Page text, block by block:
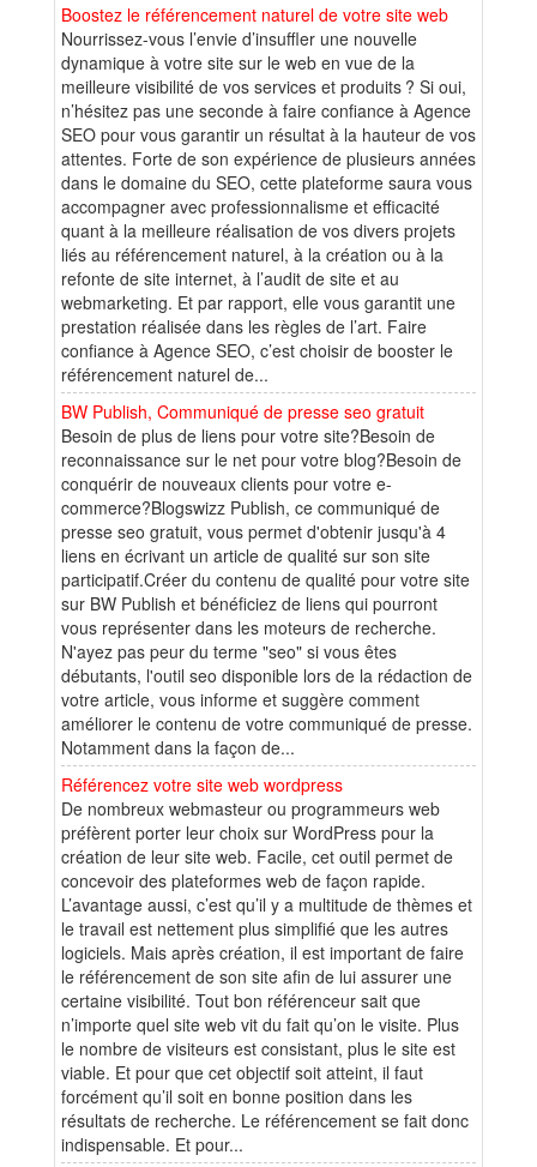
Boostez le référencement naturel de votre site web
Nourrissez-vous l’envie d’insuffler une nouvelle
dynamique à votre site sur le web en vue de la
meilleure visibilité de vos services et produits ? Si oui,
n’hésitez pas une seconde à faire confiance à Agence
SEO pour vous garantir un résultat à la hauteur de vos
attentes. Forte de son expérience de plusieurs années
dans le domaine du SEO, cette plateforme saura vous
accompagner avec professionnalisme et efficacité
quant à la meilleure réalisation de vos divers projets
liés au référencement naturel, à la création ou à la
refonte de site internet, à l’audit de site et au
webmarketing. Et par rapport, elle vous garantit une
prestation réalisée dans les règles de l’art. Faire
confiance à Agence SEO, c’est choisir de booster le
référencement naturel de...
BW Publish, Communiqué de presse seo gratuit
Besoin de plus de liens pour votre site?Besoin de
reconnaissance sur le net pour votre blog?Besoin de
conquérir de nouveaux clients pour votre e-
commerce?Blogswizz Publish, ce communiqué de
presse seo gratuit, vous permet d'obtenir jusqu'à 4
liens en écrivant un article de qualité sur son site
participatif.Créer du contenu de qualité pour votre site
sur BW Publish et bénéficiez de liens qui pourront
vous représenter dans les moteurs de recherche.
N'ayez pas peur du terme "seo" si vous êtes
débutants, l'outil seo disponible lors de la rédaction de
votre article, vous informe et suggère comment
améliorer le contenu de votre communiqué de presse.
Notamment dans la façon de...
Référencez votre site web wordpress
De nombreux webmasteur ou programmeurs web
préfèrent porter leur choix sur WordPress pour la
création de leur site web. Facile, cet outil permet de
concevoir des plateformes web de façon rapide.
L’avantage aussi, c’est qu’il y a multitude de thèmes et
le travail est nettement plus simplifié que les autres
logiciels. Mais après création, il est important de faire
le référencement de son site afin de lui assurer une
certaine visibilité. Tout bon référenceur sait que
n’importe quel site web vit du fait qu’on le visite. Plus
le nombre de visiteurs est consistant, plus le site est
viable. Et pour que cet objectif soit atteint, il faut
forcément qu’il soit en bonne position dans les
résultats de recherche. Le référencement se fait donc
indispensable. Et pour...